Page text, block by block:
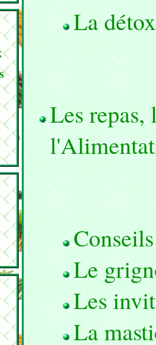
La
Les repas,
Le
Les
La